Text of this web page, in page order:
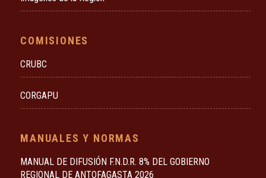
COMISIONES
CRUBC
CORGAPU
MANUALES Y NORMAS
MANUAL DE DIFUSIÓN F.N.D.R. 8% DEL GOBIERNO
REGIONAL DE ANTOFAGASTA 2026